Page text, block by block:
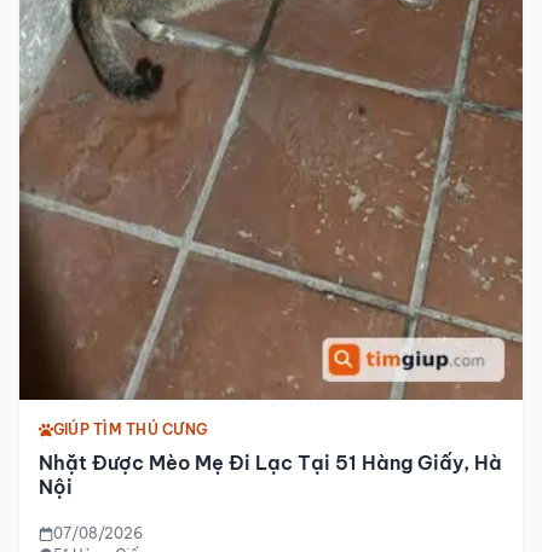
GIÚP TÌM THÚ CƯNG
Nhặt Được Mèo Mẹ Đi Lạc Tại 51 Hàng Giấy, Hà
Nội
07/08/2026